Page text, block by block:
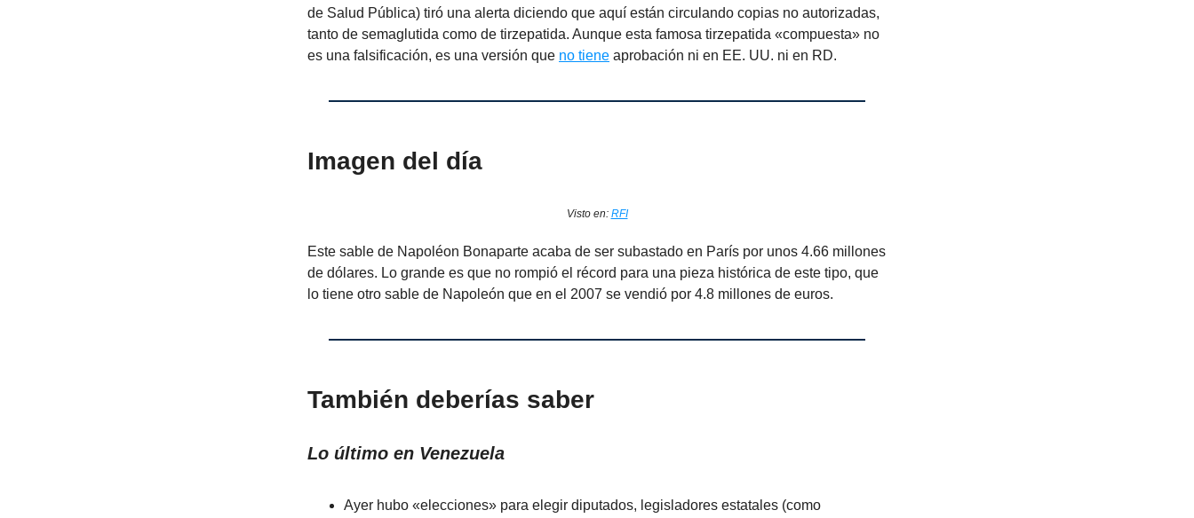
de Salud Pública) tiró una alerta diciendo que aquí están circulando copias no autorizadas,
tanto de semaglutida como de tirzepatida. Aunque esta famosa tirzepatida «compuesta» no
es una falsificación, es una versión que no tiene aprobación ni en EE. UU. ni en RD.
Imagen del día
Visto en: RFI
Este sable de Napoléon Bonaparte acaba de ser subastado en París por unos 4.66 millones
de dólares. Lo grande es que no rompió el récord para una pieza histórica de este tipo, que
lo tiene otro sable de Napoleón que en el 2007 se vendió por 4.8 millones de euros.
También deberías saber
Lo último en Venezuela
Ayer hubo «elecciones» para elegir diputados, legisladores estatales (como